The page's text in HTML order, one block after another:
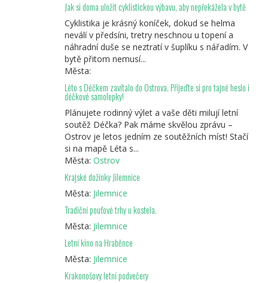
Jak si doma uložit cyklistickou výbavu, aby nepřekážela v bytě
Cyklistika je krásný koníček, dokud se helma
neválí v předsíni, tretry neschnou u topení a
náhradní duše se neztratí v šuplíku s nářadím. V
bytě přitom nemusí...
Města:
Léto s Déčkem zavítalo do Ostrova. Přijeďte si pro tajné heslo i
déčkové samolepky!
Plánujete rodinný výlet a vaše děti milují letní
soutěž Déčka? Pak máme skvělou zprávu –
Ostrov je letos jedním ze soutěžních míst! Stačí
si na mapě Léta s...
Města: Ostrov
Krajské dožínky Jilemnice
Města: Jilemnice
Tradiční pouťové trhy u kostela.
Města: Jilemnice
Letní kino na Hraběnce
Města: Jilemnice
Krakonošovy letní podvečery